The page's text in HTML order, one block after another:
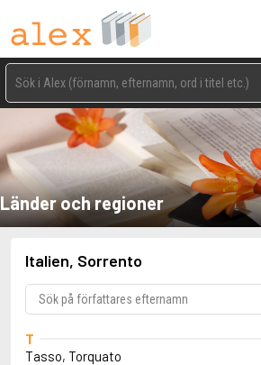
Länder och regioner
Italien, Sorrento
T
Tasso, Torquato